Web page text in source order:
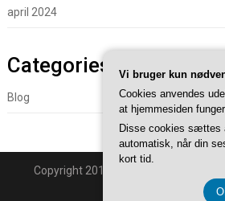
april 2024
Categories
Blog
Copyright 2018 - Powered By
Back to Top ↑
Vi bruger kun
Cookies anvendes
at hjemmesiden
Disse cookies sættes
automatisk, når din
kort tid.